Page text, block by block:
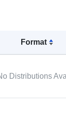
Format
Distributions